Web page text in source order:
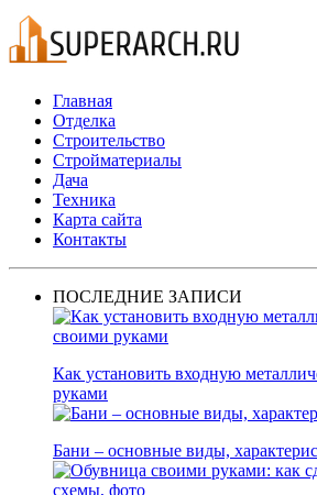
Главная
Отделка
Строительство
Стройматериалы
Дача
Техника
Карта сайта
Контакты
ПОСЛЕДНИЕ ЗАПИСИ
Как установить входную
руками
Бани – основные виды,